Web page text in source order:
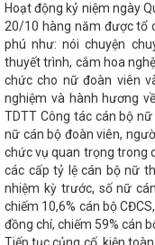
công đoàn năm
- triển khai công tác
hành chính của Hà Tĩnh
hành chính tại Trung
giải nhất Hội thi
Vũng Áng - Tăng
án phát triển công
chức Chào cờ - triển
về việc tăng cường
công nghiệp
Quy
Năm 2025 - Công
THỨ XIV CỦA ĐẢNG
Sở Công Thương Hà
dụng thương mại
Tĩnh năm 2024
Lịch
Hoạt động kỷ niệm ngày
20/10 hàng năm được tổ
phú như: nói chuyện
thuyết trình, cắm hoa
chức cho nữ đoàn viên
nghiệm và hành hương
TDTT Công tác cán bộ
nữ cán bộ đoàn viên,
chức vụ quan trọng trong
các cấp tỷ lệ cán bộ nữ
nhiệm kỳ trước, số nữ
chiếm 10,6% cán bộ
đồng chí, chiếm 59% cán